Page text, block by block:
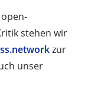
stehen wir
zur
unser